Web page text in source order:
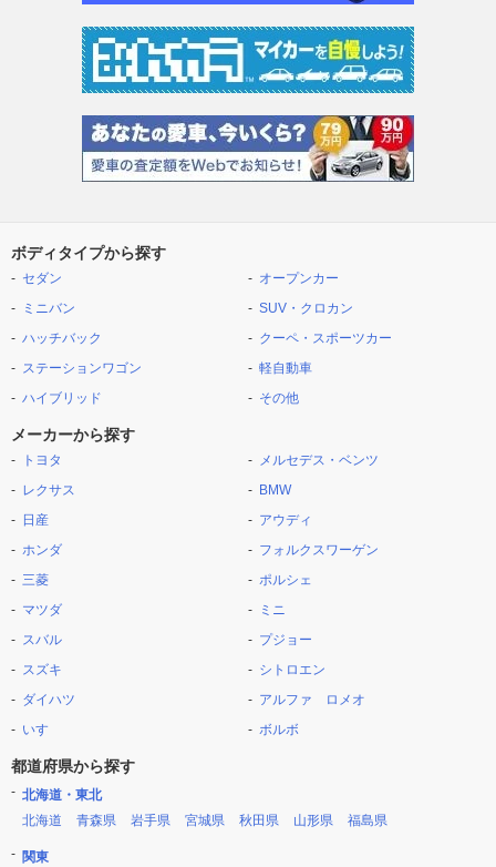
ボディタイプから探す
セダン
ミニバン
ハッチバック
ステーションワゴン
ハイブリッド
オープンカー
SUV・クロカン
クーペ・スポーツカー
軽自動車
その他
メーカーから探す
トヨタ
レクサス
日産
ホンダ
三菱
マツダ
スバル
スズキ
ダイハツ
いすゞ
メルセデス・ベンツ
BMW
アウディ
フォルクスワーゲン
ポルシェ
ミニ
プジョー
シトロエン
アルファ ロメオ
ボルボ
都道府県から探す
北海道・東北
北海道
青森県 岩手県 宮城県 秋田県 山形県 福島県
関東